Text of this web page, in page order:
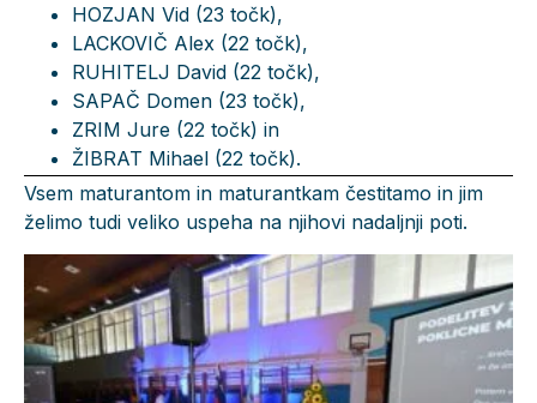
HOZJAN Vid (23 točk),
LACKOVIČ Alex (22 točk),
RUHITELJ David (22 točk),
SAPAČ Domen (23 točk),
ZRIM Jure (22 točk) in
ŽIBRAT Mihael (22 točk).
Vsem maturantom in maturantkam čestitamo in jim
želimo tudi veliko uspeha na njihovi nadaljnji poti.